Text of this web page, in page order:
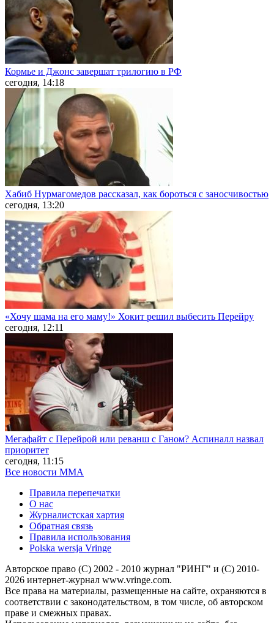
Кормье и Джонс завершат трилогию в РФ
сегодня, 14:18
Хабиб Нурмагомедов рассказал, как бороться с заносчивостью
сегодня, 13:20
«Хочу шама на его маму!» Хокит решил выбесить Перейру
сегодня, 12:11
Мегафайт с Перейрой или реванш с Ганом? Аспиналл назвал
приоритет
сегодня, 11:15
Все новости MMA
Правила перепечатки
О нас
Журналистская хартия
Обратная связь
Правила использования
Polska wersja Vringe
Авторское право (С) 2002 - 2010 журнал "РИНГ" и (С) 2010-
2026 интернет-журнал www.vringe.com.
Все права на материалы, размещенные на сайте, охраняются в
соответствии с законодательством, в том числе, об авторском
праве и смежных правах.